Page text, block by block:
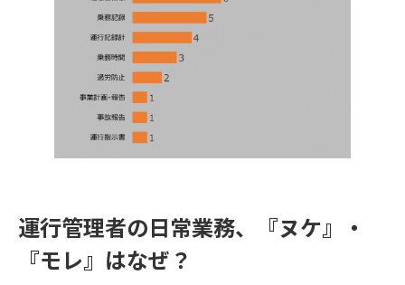
運行管理者の日常業務、『ヌケ』・
『モレ』はなぜ？